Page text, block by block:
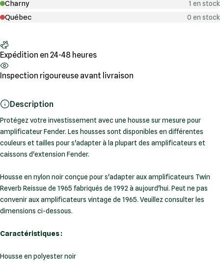
Charny 1 en stock
Québec 0 en stock
Expédition en 24-48 heures
Inspection rigoureuse avant livraison
Description
Protégez votre investissement avec une housse sur mesure pour
amplificateur Fender. Les housses sont disponibles en différentes
couleurs et tailles pour s'adapter à la plupart des amplificateurs et
caissons d'extension Fender.
Housse en nylon noir conçue pour s'adapter aux amplificateurs Twin
Reverb Reissue de 1965 fabriqués de 1992 à aujourd'hui. Peut ne pas
convenir aux amplificateurs vintage de 1965. Veuillez consulter les
dimensions ci-dessous.
Caractéristiques :
Housse en polyester noir